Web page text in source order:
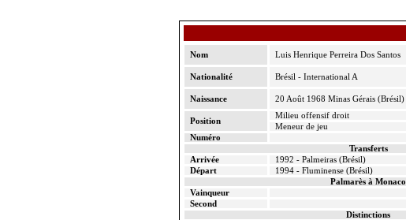
Nom Luis Henrique PerreiraDos Santos
Nationalité Brésil - International A
Naissance 20 Août 1968 Minas Gérais (Brésil)
Position
Milieu offensif droit
Meneur de jeu
Numéro
Transferts
Arrivée
1992 - Palmeiras(Brésil)
Départ
1994 - Fluminense(Brésil)
Palmarès à Monaco
Vainqueur
Second
Distinctions